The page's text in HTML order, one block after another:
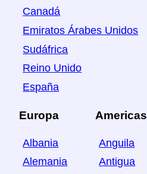
Canadá
Emiratos Árabes Unidos
Sudáfrica
Reino Unido
España
Europa
Albania
Alemania
Americas
Anguila
Antigua